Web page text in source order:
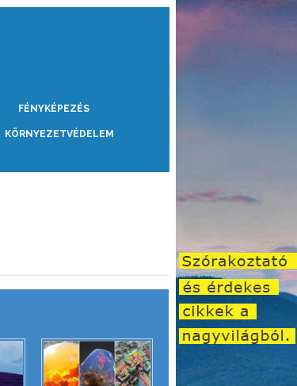
FÉNYKÉPEZÉS
KÖRNYEZETVÉDELEM